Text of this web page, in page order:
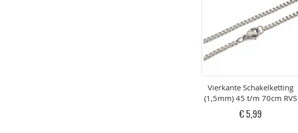
Vierkante Schakelketting
(1,5mm) 45 t/m 70cm RVS
€ 5,99